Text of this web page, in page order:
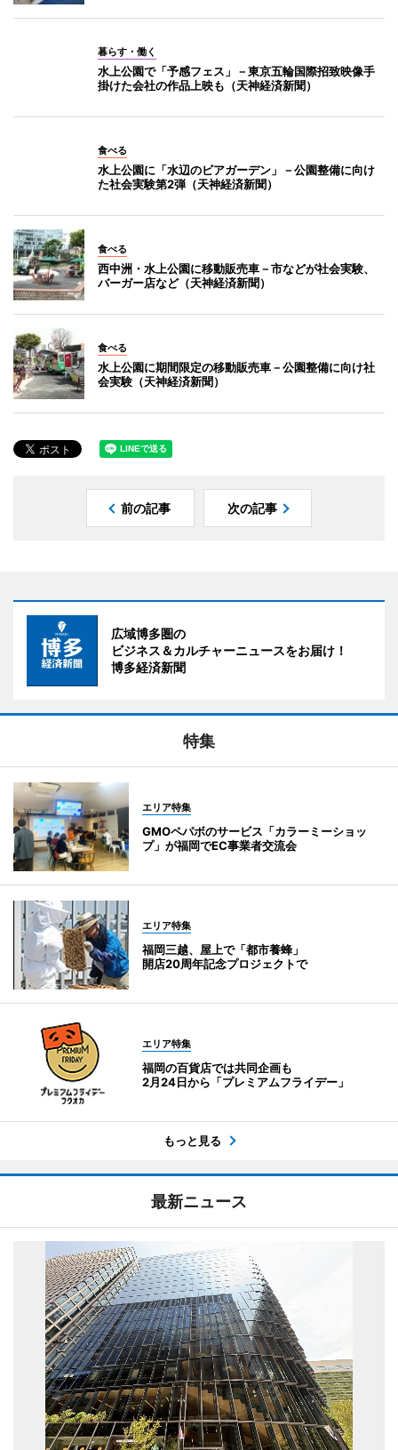
暮らす・働く
水上公園で「予感フェス」－東京五輪国際招致映像手
掛けた会社の作品上映も（天神経済新聞）
食べる
水上公園に「水辺のビアガーデン」－公園整備に向け
た社会実験第2弾（天神経済新聞）
食べる
西中洲・水上公園に移動販売車－市などが社会実験、
バーガー店など（天神経済新聞）
食べる
水上公園に期間限定の移動販売車－公園整備に向け社
会実験（天神経済新聞）
前の記事 次の記事
広域博多圏の
ビジネス＆カルチャーニュースをお届け！
博多経済新聞
特集
エリア特集
GMOペパボのサービス「カラーミーショッ
プ」が福岡でEC事業者交流会
エリア特集
福岡三越、屋上で「都市養蜂」
開店20周年記念プロジェクトで
エリア特集
福岡の百貨店では共同企画も
2月24日から「プレミアムフライデー」
もっと見る
最新ニュース